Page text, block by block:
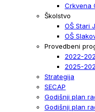
Crkvena
Školstvo
OŠ Stari
OŠ
Provedbeni
2022-
2025-
Strategija
SECAP
Godišnji plan
Godišnji plan